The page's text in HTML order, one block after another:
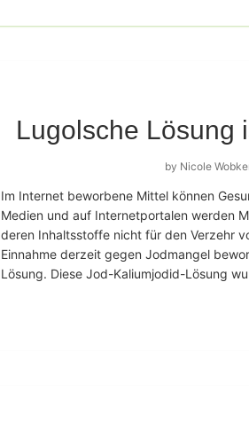
Lugolsche Lösung
by Nicole
Im Internet beworbene Mittel können
Medien und auf Internetportalen werden
deren Inhaltsstoffe nicht für den Verzehr
Einnahme derzeit gegen Jodmangel
Lösung. Diese Jod-Kaliumjodid-Lösung